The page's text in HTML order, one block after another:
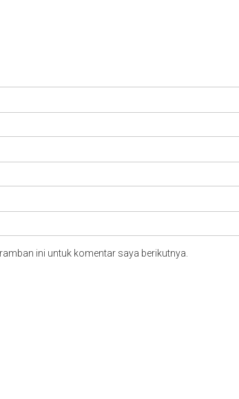
ini untuk komentar saya berikutnya.